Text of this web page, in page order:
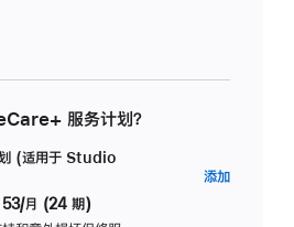
服务计划？
(适用于 Studio
53/月 (24 期)
添加